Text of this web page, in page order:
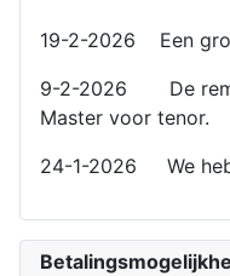
19-2-2026 Een
9-2-2026 De
Master voor tenor.
24-1-2026 We